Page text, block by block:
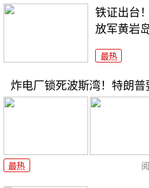
铁证出台
放军黄岩
最热
炸电厂锁死波斯湾！特朗普
最热